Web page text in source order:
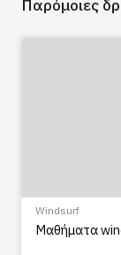
Παρόμοιες
Windsurf
Μαθήματα